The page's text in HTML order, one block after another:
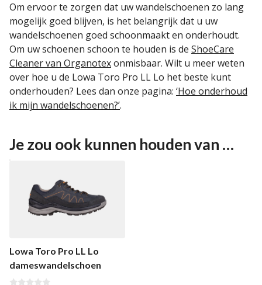
Om ervoor te zorgen dat uw wandelschoenen zo lang
mogelijk goed blijven, is het belangrijk dat u uw
wandelschoenen goed schoonmaakt en onderhoudt.
Om uw schoenen schoon te houden is de ShoeCare
Cleaner van Organotexonmisbaar. Wilt u meer weten
over hoe u de Lowa Toro Pro LL Lo het beste kunt
onderhouden? Lees dan onze pagina: ‘Hoe onderhoud
ik mijn wandelschoenen?’.
Je zou ook kunnen houden van …
Lowa Toro Pro LL Lo
dameswandelschoen